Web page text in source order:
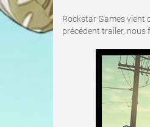
Rockstar Games vient
précédent trailer, nous